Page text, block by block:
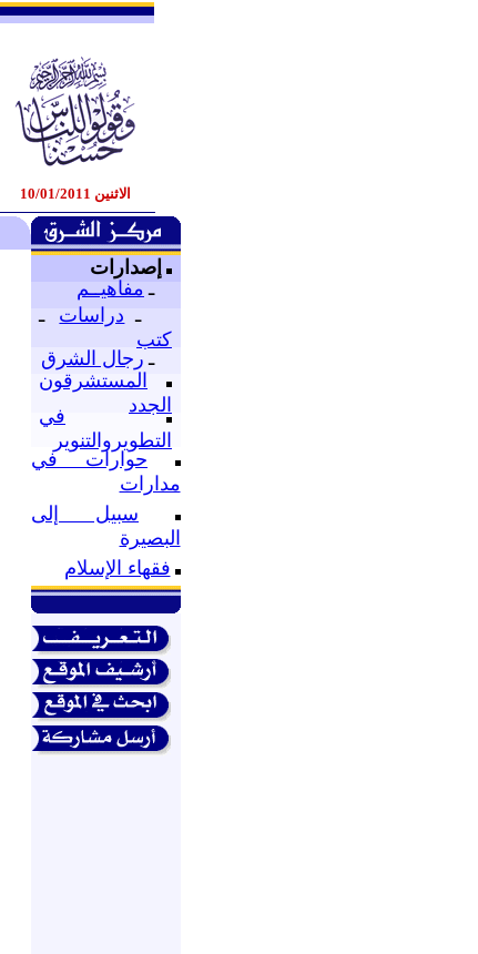
الاثنين 10/01/2011
إصدارات
ـ مفاهيــم
ـ دراسات
ـ
كتب
ـ رجال الشرق
المستشرقون
الجدد
في
التطويروالتنوير
حوارات في
مدارات
سبيل إلى
البصيرة
فقهاء الإسلام